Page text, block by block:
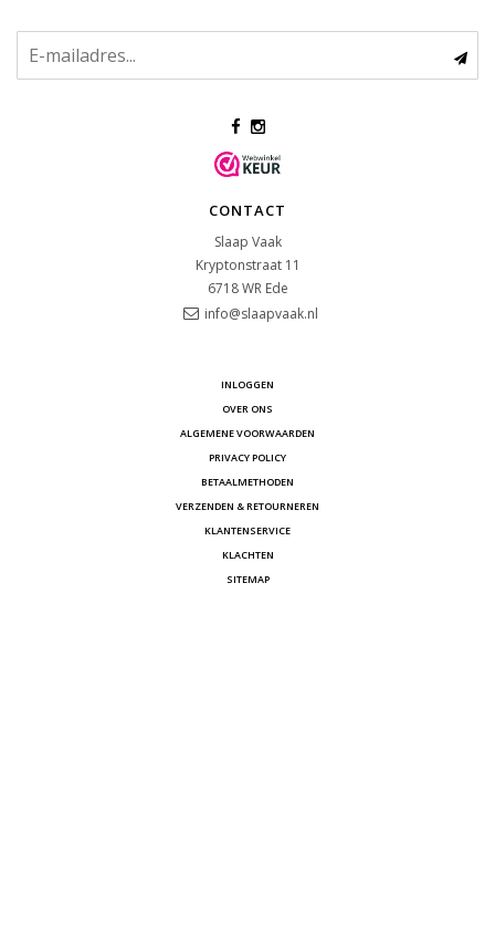
CONTACT
Slaap Vaak
Kryptonstraat 11
6718 WR Ede
info@slaapvaak.nl
INLOGGEN
OVER ONS
ALGEMENE VOORWAARDEN
PRIVACY POLICY
BETAALMETHODEN
VERZENDEN & RETOURNEREN
KLANTENSERVICE
KLACHTEN
SITEMAP